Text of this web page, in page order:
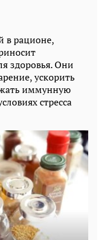
в рационе,
здоровья. Они
ускорить
иммунную
стресса